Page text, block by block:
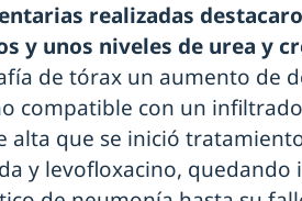
realizadas
y unos niveles de urea y
de tórax un aumento de
compatible con un
alta que se inició
y levofloxacino, quedando